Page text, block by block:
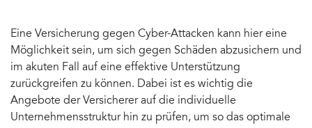
Eine Versicherung gegen Cyber-Attacken kann hier eine
Möglichkeit sein, um sich gegen Schäden abzusichern und
im akuten Fall auf eine effektive Unterstützung
zurückgreifen zu können. Dabei ist es wichtig die
Angebote der Versicherer auf die individuelle
Unternehmensstruktur hin zu prüfen, um so das optimale